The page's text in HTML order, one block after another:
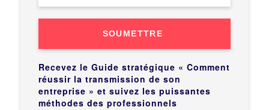
SOUMETTRE
Recevez le Guide stratégique « Comment
réussir la transmission de son
entreprise » et suivez les puissantes
méthodes des professionnels